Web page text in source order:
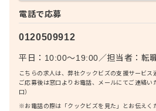
電話で応募
0120509912
平日：10:00〜19:00／担当者： 転
こちらの求人は、弊社クックビズの支援サービス
ご応募後は窓口よりお電話、メールにてご連絡
口）
※お電話の際は「クックビズを見た」とお伝えく